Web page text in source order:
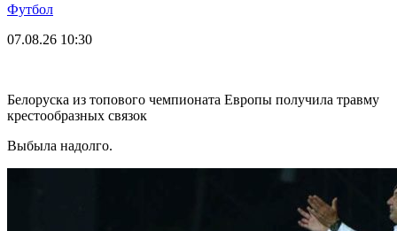
Футбол
07.08.26 10:30
Белоруска из топового чемпионата Европы получила травму
крестообразных связок
Выбыла надолго.